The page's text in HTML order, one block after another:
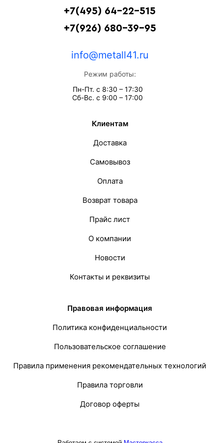
+7(495) 64-22-515
+7(926) 680-39-95
info@metall41.ru
Режим работы:
Пн-Пт. с 8:30 – 17:30
Сб-Вс. с 9:00 – 17:00
Клиентам
Доставка
Самовывоз
Оплата
Возврат товара
Прайс лист
О компании
Новости
Контакты и реквизиты
Правовая информация
Политика конфиденциальности
Пользовательское соглашение
Правила применения рекомендательных технологий
Правила торговли
Договор оферты